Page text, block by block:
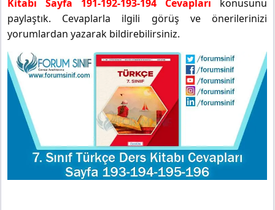
Kitabı Sayfa 191-192-193-194 Cevapları konusunu
paylaştık. Cevaplarla ilgili görüş ve önerilerinizi
yorumlardan yazarak bildirebilirsiniz.